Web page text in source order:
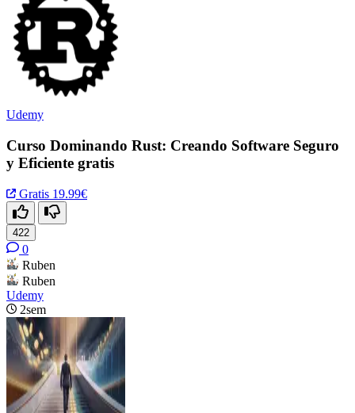
Udemy
Curso Dominando Rust: Creando Software Seguro
y Eficiente gratis
Gratis 19.99€
422
0
Ruben
Ruben
Udemy
2sem